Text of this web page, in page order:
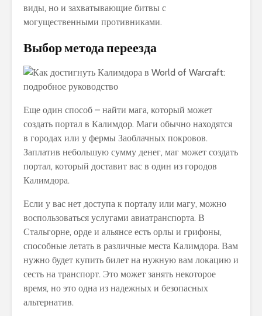
виды, но и захватывающие битвы с
могущественными противниками.
Выбор метода переезда
Еще один способ – найти мага, который может
создать портал в Калимдор. Маги обычно находятся
в городах или у фермы Заоблачных покровов.
Заплатив небольшую сумму денег, маг может создать
портал, который доставит вас в один из городов
Калимдора.
Если у вас нет доступа к порталу или магу, можно
воспользоваться услугами авиатранспорта. В
Стальгорне, орде и альянсе есть орлы и грифоны,
способные летать в различные места Калимдора. Вам
нужно будет купить билет на нужную вам локацию и
сесть на транспорт. Это может занять некоторое
время, но это одна из надежных и безопасных
альтернатив.